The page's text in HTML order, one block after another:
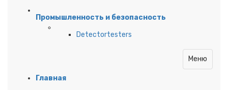
Промышленность и безопасность
Detectortesters
Меню
Главная